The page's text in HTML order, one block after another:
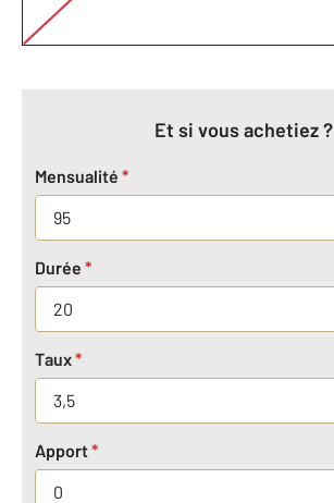
Et si vous achetiez ?
Mensualité *
Durée *
Taux*
Apport*